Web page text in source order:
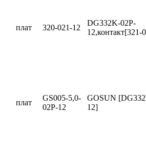
плат 320-021-12
DG332K-02P-
12,контакт[321-
плат
GS005-5,0-
02P-12
GOSUN
12]